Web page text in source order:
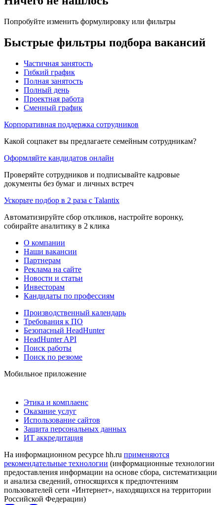
Попробуйте изменить формулировку или фильтры
Быстрые фильтры подбора вакансий
Частичная занятость
Гибкий график
Полная занятость
Полный день
Проектная работа
Сменный график
Корпоративная поддержка сотрудников
Какой соцпакет вы предлагаете семейным сотрудникам?
Оформляйте кандидатов онлайн
Проверяйте сотрудников и подписывайте кадровые
документы без бумаг и личных встреч
Ускорьте подбор в 2 раза с Talantix
Автоматизируйте сбор откликов, настройте воронку,
собирайте аналитику в 2 клика
О компании
Наши вакансии
Партнерам
Реклама на сайте
Новости и статьи
Инвесторам
Кандидаты по профессиям
Производственный календарь
Требования к ПО
Безопасный HeadHunter
HeadHunter API
Поиск работы
Поиск по резюме
Мобильное приложение
Этика и комплаенс
Оказание услуг
Использование сайтов
Защита персональных данных
ИТ аккредитация
На информационном ресурсе hh.ru применяются
рекомендательные технологии (информационные технологии
предоставления информации на основе сбора, систематизации
и анализа сведений, относящихся к предпочтениям
пользователей сети «Интернет», находящихся на территории
Российской Федерации)